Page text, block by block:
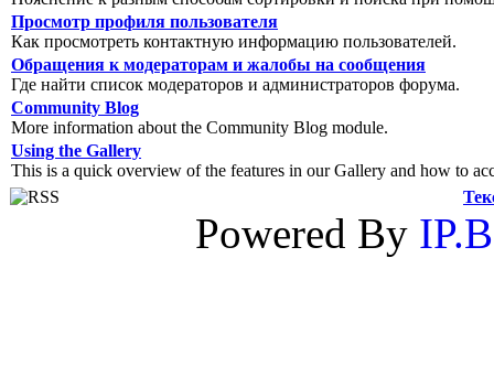
Просмотр профиля пользователя
Как просмотреть контактную информацию пользователей.
Обращения к модераторам и жалобы на сообщения
Где найти список модераторов и администраторов форума.
Community Blog
More information about the Community Blog module.
Using the Gallery
This is a quick overview of the features in our Gallery and how to
Powered By